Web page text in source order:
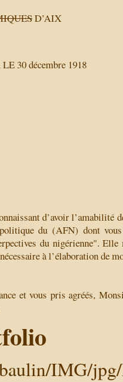
D’AIX
LE 30 décembre 1918
d’avoir l’amabilité
du (AFN) dont
du nigérienne".
à l’élaboration de
et vous pris agréés,
IMG/